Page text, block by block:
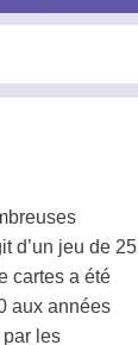
d’un jeu de 25
cartes a été
aux années
par les